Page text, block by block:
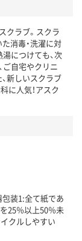
確認できます。
クラブ。スクラ
消毒・洗濯に対
につけても、次
ご自宅やクリニ
新しいスクラブ
に人気！アスク
装1:全て紙であ
25％以上50％未
クルしやすい